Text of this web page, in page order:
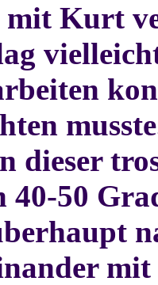
Kurt
dieser
40-50